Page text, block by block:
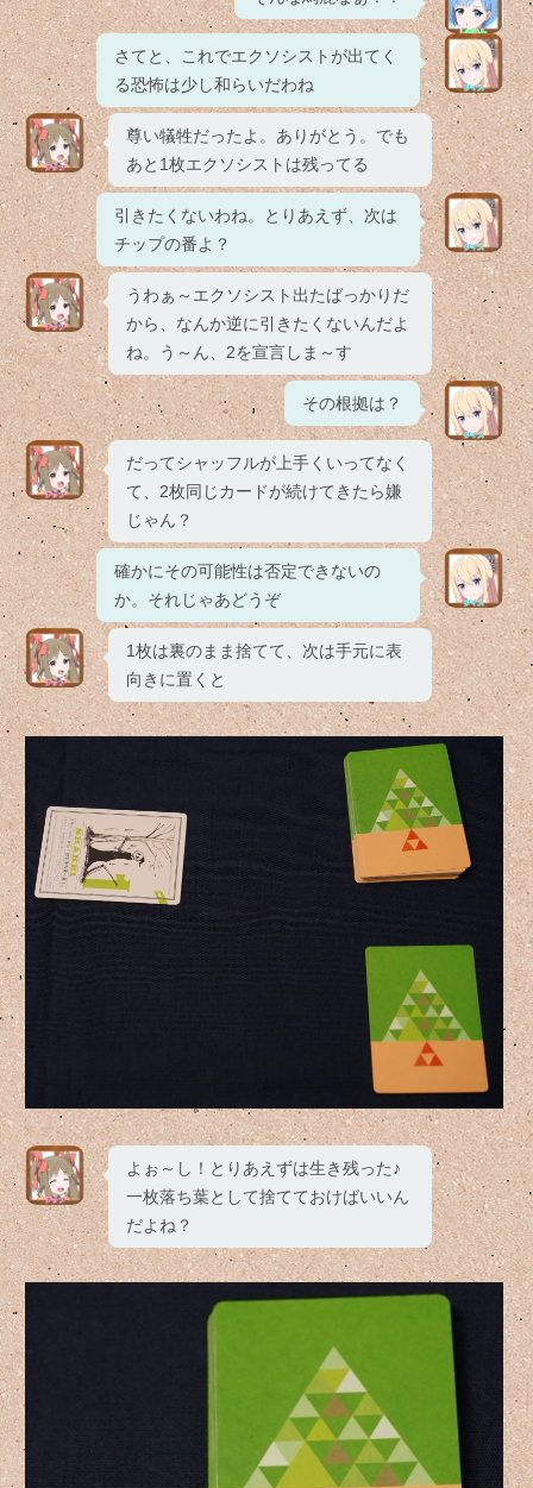
さてと、これでエクソシストが出てく
る恐怖は少し和らいだわね
尊い犠牲だったよ。ありがとう。でも
あと1枚エクソシストは残ってる
引きたくないわね。とりあえず、次は
チップの番よ？
うわぁ～エクソシスト出たばっかりだ
から、なんか逆に引きたくないんだよ
ね。う～ん、2を宣言しま～す
その根拠は？
だってシャッフルが上手くいってなく
て、2枚同じカードが続けてきたら嫌
じゃん？
確かにその可能性は否定できないの
か。それじゃあどうぞ
1枚は裏のまま捨てて、次は手元に表
向きに置くと
よぉ～し！とりあえずは生き残った♪
一枚落ち葉として捨てておけばいいん
だよね？